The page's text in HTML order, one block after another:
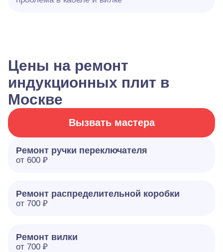
Цены на ремонт
индукционных плит в
Москве
Вызвать мастера
Ремонт ручки переключателя
от 600 ₽
Ремонт распределительной коробки
от 700 ₽
Ремонт вилки
от 700 ₽